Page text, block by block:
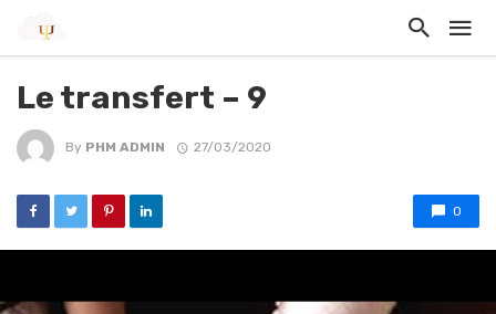
Le transfert – 9
By PHM ADMIN 27/03/2020
0